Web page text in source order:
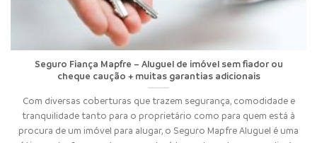
Seguro Fiança Mapfre – Aluguel de imóvel sem fiador ou
cheque caução + muitas garantias adicionais
Com diversas coberturas que trazem segurança, comodidade e
tranquilidade tanto para o proprietário como para quem está à
procura de um imóvel para alugar, o Seguro Mapfre Aluguel é uma